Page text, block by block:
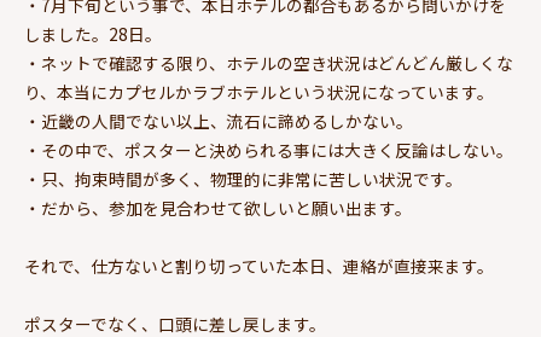
・7月下旬という事で、本日ホテルの都合もあるから問いかけを
しました。28日。
・ネットで確認する限り、ホテルの空き状況はどんどん厳しくな
り、本当にカプセルかラブホテルという状況になっています。
・近畿の人間でない以上、流石に諦めるしかない。
・その中で、ポスターと決められる事には大きく反論はしない。
・只、拘束時間が多く、物理的に非常に苦しい状況です。
・だから、参加を見合わせて欲しいと願い出ます。
それで、仕方ないと割り切っていた本日、連絡が直接来ます。
ポスターでなく、口頭に差し戻します。